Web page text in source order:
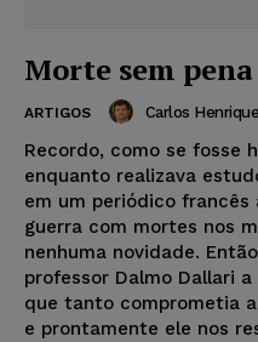
Morte sem pena
ARTIGOS Carlos
Recordo, como se fosse
enquanto realizava
em um periódico francês
guerra com mortes nos
nenhuma novidade.
professor Dalmo Dallari
que tanto comprometia
e prontamente ele nos